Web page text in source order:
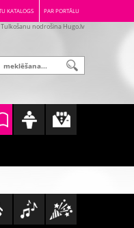
KATALOGS PAR PORTĀLU
Tulkošanu nodrošina Hugo.lv